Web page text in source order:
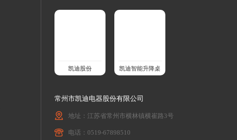
凯迪股份 凯迪智能升降桌
常州市凯迪电器股份有限公司
地址：江苏省常州市横林镇横崔路3号
电话：0519-67898510